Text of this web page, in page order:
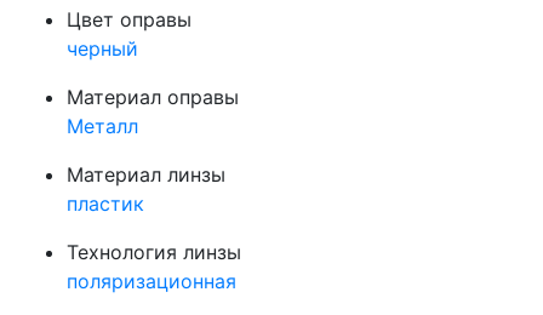
Цвет оправы
черный
Материал оправы
Металл
Материал линзы
пластик
Технология линзы
поляризационная